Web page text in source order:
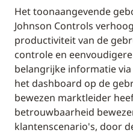
Het toonaangevende
Johnson Controls
productiviteit van de
controle en
belangrijke informatie
het dashboard op de
bewezen marktleider
betrouwbaarheid
klantenscenario's, door